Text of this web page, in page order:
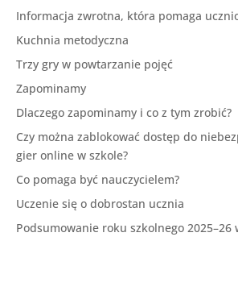
Informacja zwrotna, która pomaga
Kuchnia metodyczna
Trzy gry w powtarzanie pojęć
Zapominamy
Dlaczego zapominamy i co z tym zrobić?
Czy można zablokować dostęp do
gier online w szkole?
Co pomaga być nauczycielem?
Uczenie się o dobrostan ucznia
Podsumowanie roku szkolnego 2025–26